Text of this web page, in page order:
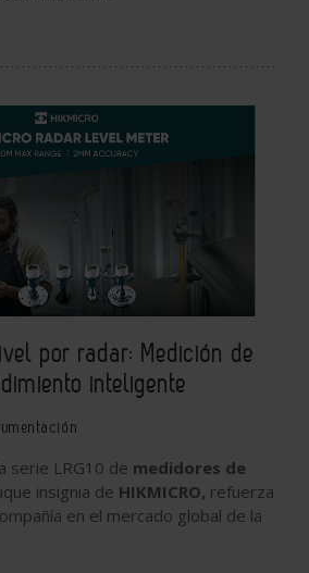
por radar: Medición de
inteligente
serie LRG10 de medidores de
insignia de HIKMICRO, refuerza
en el mercado global de la